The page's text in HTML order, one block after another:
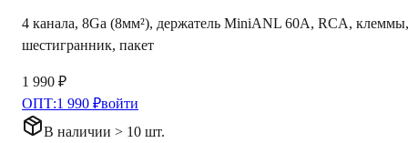
4 канала, 8Ga (8мм²), держатель MiniANL 60A, RCA, клеммы,
шестигранник, пакет
1 990 ₽
ОПТ:1 990 ₽войти
В наличии > 10 шт.